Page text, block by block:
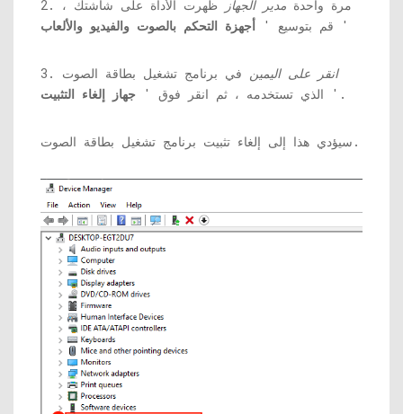
2. مرة واحدة مدير الجهاز
ظهرت الأداة على شاشتك ،
قم بتوسيع ' أجهزة التحكم بالصوت والفيديو والألعاب '
3. انقر على اليمين في برنامج تشغيل بطاقة الصوت
الذي تستخدمه ، ثم انقر فوق ' جهاز إلغاء التثبيت '.
سيؤدي هذا إلى إلغاء تثبيت برنامج تشغيل بطاقة الصوت.